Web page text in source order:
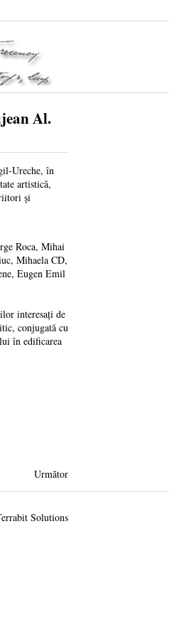
Al.
Ureche, în
artistică,
și
Roca, Mihai
Mihaela CD,
Eugen Emil
interesați de
conjugată cu
în edificarea
Următor
Solutions